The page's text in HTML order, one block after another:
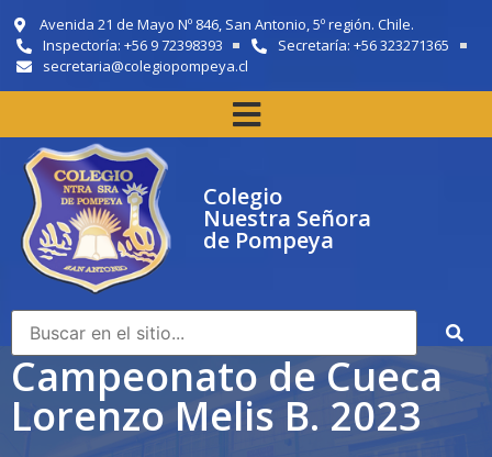
Avenida 21 de Mayo Nº 846, San Antonio, 5º región. Chile.
Inspectoría: +56 9 72398393
Secretaría: +56 323271365
secretaria@colegiopompeya.cl
Colegio
Nuestra Señora
de Pompeya
Campeonato de Cueca
Lorenzo Melis B. 2023